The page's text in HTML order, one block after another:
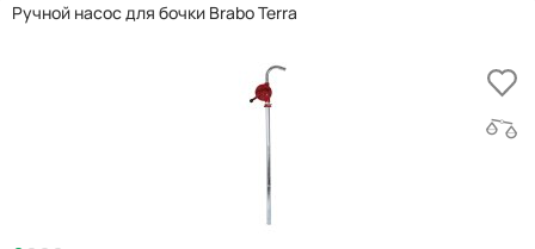
Ручной насос для бочки Brabo Terra